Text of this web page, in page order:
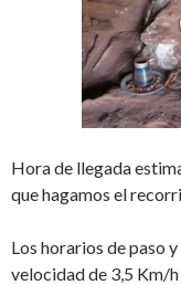
Hora de llegada
que hagamos el
Los horarios de paso
velocidad de 3,5 Km/